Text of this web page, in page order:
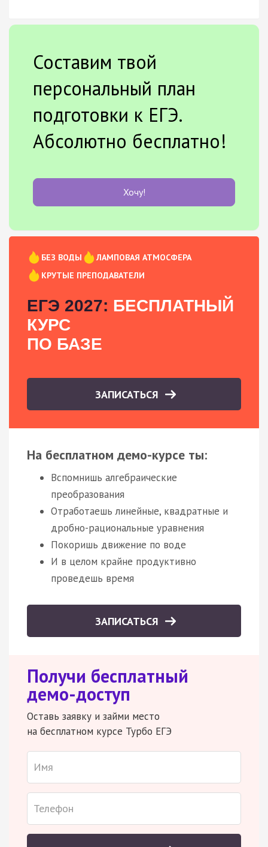
Составим твой
персональный план
подготовки к ЕГЭ.
Абсолютно бесплатно!
Хочу!
БЕЗ ВОДЫ
ЛАМПОВАЯ АТМОСФЕРА
КРУТЫЕ ПРЕПОДАВАТЕЛИ
ЕГЭ 2027: БЕСПЛАТНЫЙ
КУРС
ПО БАЗЕ
ЗАПИСАТЬСЯ
На бесплатном демо-курсе ты:
Вспомнишь алгебраические
преобразования
Отработаешь линейные, квадратные и
дробно-рациональные уравнения
Покоришь движение по воде
И в целом крайне продуктивно
проведешь время
ЗАПИСАТЬСЯ
Получи бесплатный
демо-доступ
Оставь заявку и займи место
на бесплатном курсе Турбо ЕГЭ